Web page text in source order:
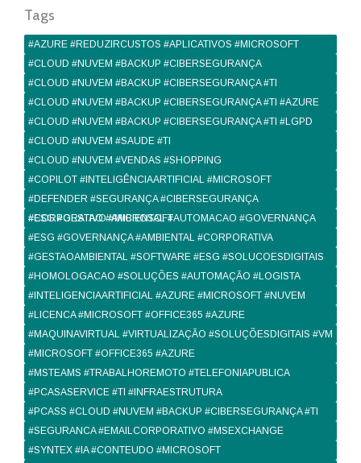
Tags
#AZURE #REDUZIRCUSTOS #APLICATIVOS #MICROSOFT
#CLOUD #NUVEM #BACKUP #CIBERSEGURANÇA
#CLOUD #NUVEM #BACKUP #CIBERSEGURANÇA #TI
#CLOUD #NUVEM #BACKUP #CIBERSEGURANÇA #TI #AZURE
#CLOUD #NUVEM #BACKUP #CIBERSEGURANÇA #TI #LGPD
#CLOUD #NUVEM #SAUDE #TI
#CLOUD #NUVEM #VENDAS #SHOPPING
#COPILOT #INTELIGÊNCIAARTIFICIAL #MICROSOFT
#DEFENDER #SEGURANÇA #CIBERSEGURANÇA
#CORPORATIVO #MICROSOFT
#ESG #GESTAO #AMBIENTAL #AUTOMACAO #GOVERNANÇA
#ESG #GOVERNANÇA #AMBIENTAL #CORPORATIVA
#GESTAOAMBIENTAL #SOFTWARE #ESG #SOLUCOESDIGITAIS
#HOMOLOGACAO #SOLUÇÕES #AUTOMAÇÃO #LOGISTA
#INTELIGENCIAARTIFICIAL #AZURE #MICROSOFT #NUVEM
#LICENCA #MICROSOFT #OFFICE365 #AZURE
#MAQUINAVIRTUAL #VIRTUALIZAÇÃO #SOLUÇÕESDIGITAIS #VM
#MICROSOFT #OFFICE365 #AZURE
#MSTEAMS #TRABALHOREMOTO #TELEFONIAPUBLICA
#PCASASERVICE #TI #INFRAESTRUTURA
#PCASS #CLOUD #NUVEM #BACKUP #CIBERSEGURANÇA #TI
#SEGURANCA #EMAILCORPORATIVO #MSEXCHANGE
#SYNTEX #IA #CONTEUDO #MICROSOFT